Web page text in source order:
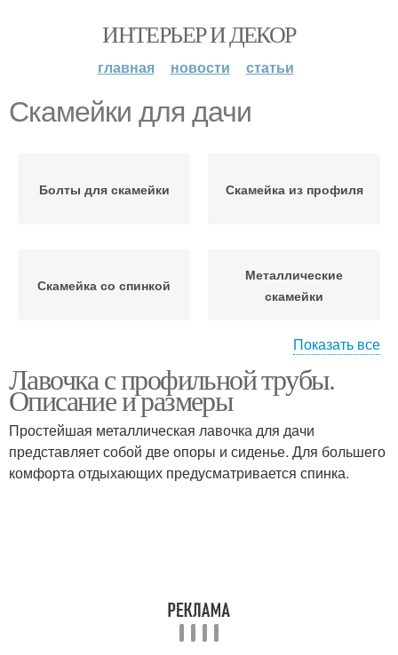
ИНТЕРЬЕР И ДЕКОР
главная новости статьи
Скамейки для дачи
Болты для скамейки Скамейка из профиля
Скамейка со спинкой
Металлические
скамейки
профильной трубы
Скамейка с
металлическим
Скамейка с
металлическими
Парковые скамейки
Показать все
Лавочка с профильной трубы.
Описание и размеры
Простейшая металлическая лавочка для дачи
представляет собой две опоры и сиденье. Для большего
комфорта отдыхающих предусматривается спинка.